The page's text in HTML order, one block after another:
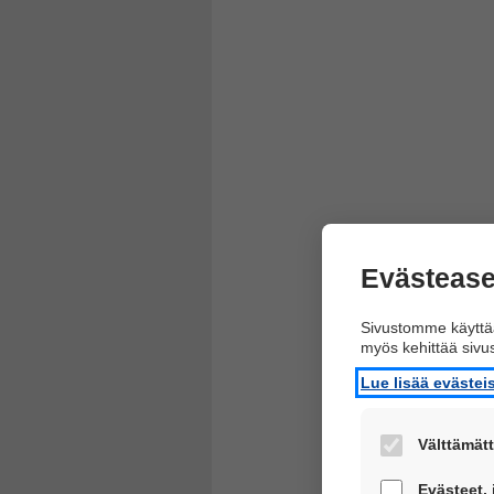
Sivustomme
myös kehittää
Lue lisää
NämäEvästeet,